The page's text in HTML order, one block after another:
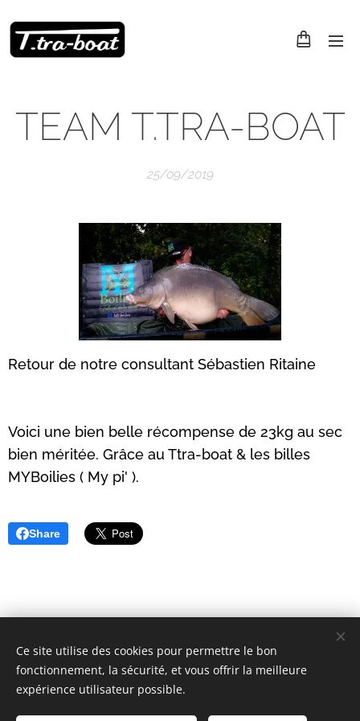
TEAM T.TRA-BOAT
25/09/2019
Retour de notre consultant Sébastien Ritaine 🇧🇪
Voici une bien belle récompense de 23kg au sec
bien méritée. Grâce au Ttra-boat & les billes
MYBoilies ( My pi' ).
Share
T.TRA-BOAT, Tous droits réservés 2018
Optimisé parWebnode Cookies
Langues
Ce site utilise des cookies pour permettre le bon
fonctionnement, la sécurité, et vous offrir la meilleure
expérience utilisateur possible.